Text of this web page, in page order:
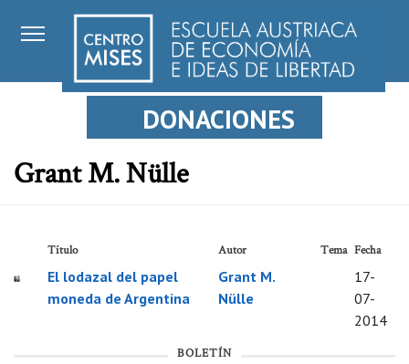
DONACIONES
Grant M. Nülle
Título Autor Tema Fecha
El lodazal del papel
moneda de Argentina
Grant M.
Nülle
17-
07-
2014
BOLETÍN